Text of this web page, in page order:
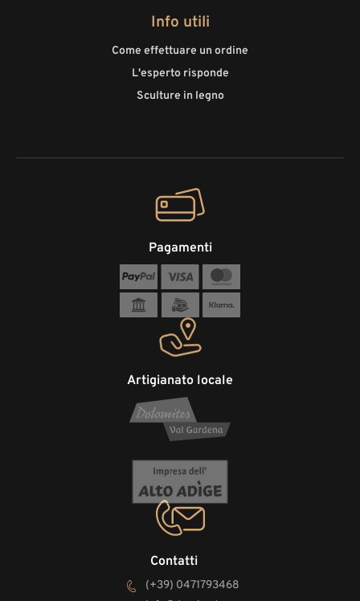
Info utili
Come effettuare un ordine
L'esperto risponde
Sculture in legno
Contatti
(+39) 0471793468
Artigianato locale
Pagamenti